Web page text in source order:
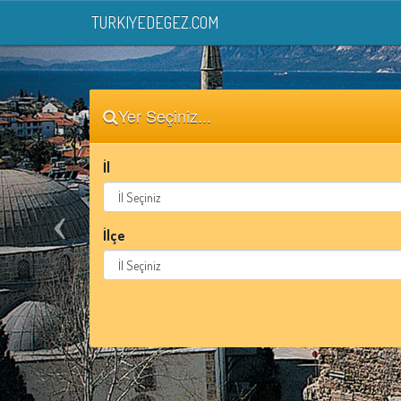
TURKIYEDEGEZ.COM
Yer Seçiniz...
İl
İlçe